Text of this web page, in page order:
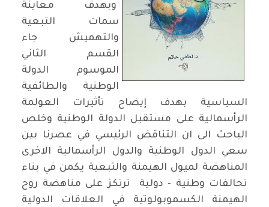
وبهدف معاينة
سمات التبعية
والتهميش جاء
القسم الثاني
الموسوم الدولة
الوطنية والطائفية
السياسية بهدف إيضاح تأثيرات العولمة
الرأسمالية على مستقبل الدولة الوطنية وخلص
الباحث الى ان التناقض الرئيسي في عصرنا بين
سعي الدول الوطنية والدول الرأسمالية الاخرى
المناهضة لميول الهيمنة والتبعية يكمن في بناء
تحالفات وطنية - دولية ترتكز على مناهضة روح
الهيمنة الكسموبولوتية في العلاقات الدولية